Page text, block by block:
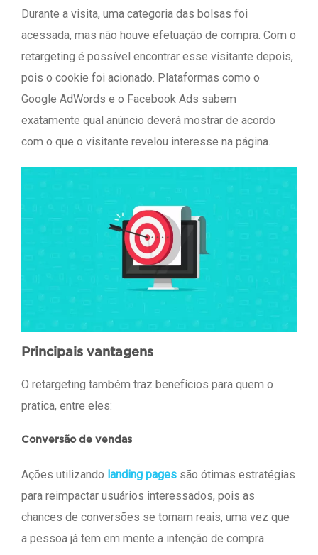
Durante a visita, uma categoria das bolsas foi
acessada, mas não houve efetuação de compra. Com o
retargeting é possível encontrar esse visitante depois,
pois o cookie foi acionado. Plataformas como o
Google AdWords e o Facebook Ads sabem
exatamente qual anúncio deverá mostrar de acordo
com o que o visitante revelou interesse na página.
Principais vantagens
O retargeting também traz benefícios para quem o
pratica, entre eles:
Conversão de vendas
Ações utilizando landing pages são ótimas estratégias
para reimpactar usuários interessados, pois as
chances de conversões se tornam reais, uma vez que
a pessoa já tem em mente a intenção de compra.